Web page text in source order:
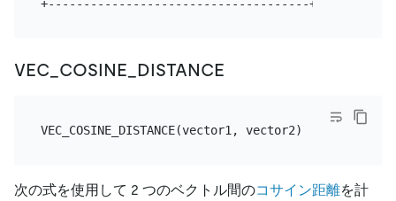
VEC_COSINE_DISTANCE
次の式を使用して 2 つのベクトル間のコサイン距離を計